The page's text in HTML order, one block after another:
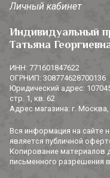
Личный кабинет
Индивидуальный
Татьяна
ИНН: 771601847622
ОГРНИП: 308774628700136
Юридический адрес:
стр. 1, кв. 62
Адрес магазина: г.
Вся информация на сайте
является публичной
Копирование материалов
письменного разрешения